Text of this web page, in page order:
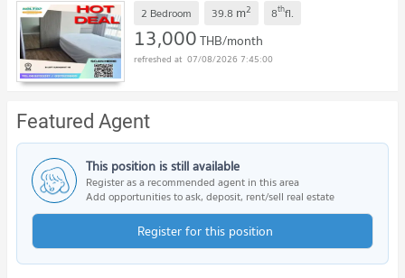
2 Bedroom 39.8 m2 8thfl.
13,000THB/month
07/08/2026 7:45:00
Featured Agent
This position is still available
Register as a recommended agent in this area
Add opportunities to ask, deposit, rent/sell real estate
Register for this position